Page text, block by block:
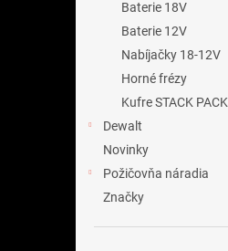
Baterie 18V
Baterie 12V
Nabíjačky 18-12V
Horné frézy
Kufre STACK PACK
Dewalt
Novinky
Požičovňa náradia
Značky